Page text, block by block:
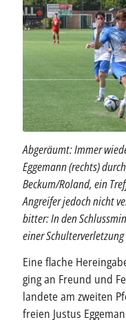
Abgeräumt: Immer
Eggemann (rechts)
Beckum/Roland, ein
Angreifer jedoch nicht
bitter: In den
einer
Eine flache
ging an Freund und
landete am zweiten
freien Justus